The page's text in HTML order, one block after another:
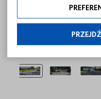
zakres klikając w
możesz modyfikować
informacje i regulaminy —